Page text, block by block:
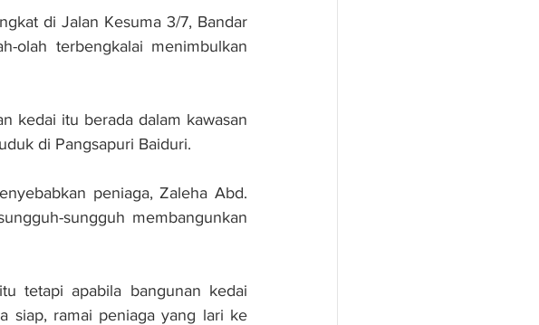
di Jalan Kesuma 3/7, Bandar
olah terbengkalai menimbulkan
kedai itu berada dalam kawasan
di Pangsapuri Baiduri.
peniaga, Zaleha Abd.
sungguh membangunkan
tetapi apabila bangunan kedai
siap, ramai peniaga yang lari ke